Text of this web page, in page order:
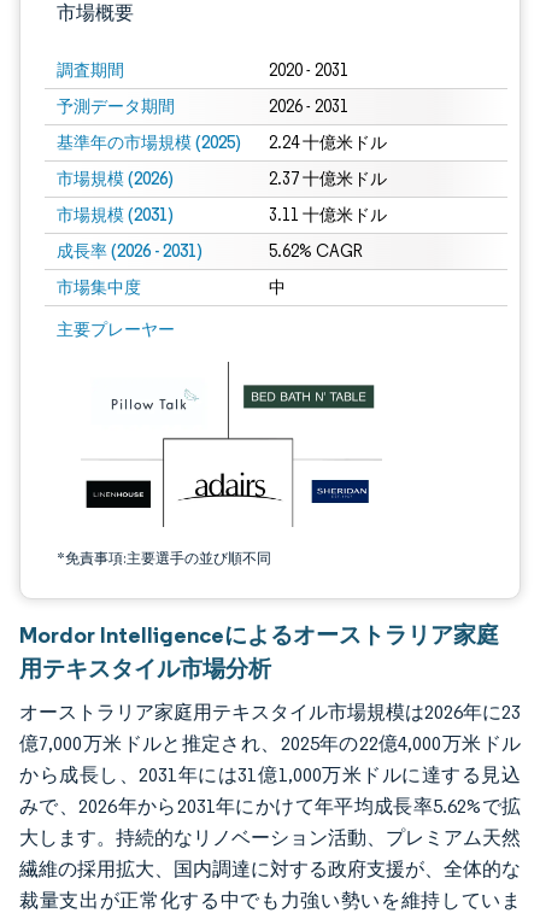
市場概要
調査期間 2020 - 2031
予測データ期間 2026 - 2031
基準年の市場規模 (2025) 2.24 十億米ドル
市場規模 (2026) 2.37 十億米ドル
市場規模 (2031) 3.11 十億米ドル
成長率 (2026 - 2031) 5.62% CAGR
市場集中度 中
主要プレーヤー
*免責事項:主要選手の並び順不同
画像 © Mordor Intelligence。再利用にはCC BY 4.0の表示が必要です。
Mordor Intelligenceによるオーストラリア家庭
用テキスタイル市場分析
オーストラリア家庭用テキスタイル市場規模は2026年に23
億7,000万米ドルと推定され、2025年の22億4,000万米ドル
から成長し、2031年には31億1,000万米ドルに達する見込
みで、2026年から2031年にかけて年平均成長率5.62%で拡
大します。持続的なリノベーション活動、プレミアム天然
繊維の採用拡大、国内調達に対する政府支援が、全体的な
裁量支出が正常化する中でも力強い勢いを維持していま